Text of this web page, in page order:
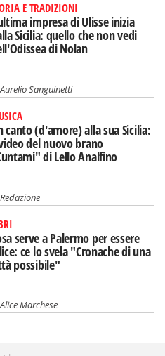
E TRADIZIONI
impresa di Ulisse inizia
Sicilia: quello che non vedi
di Nolan
Aurelio Sanguinetti
canto (d'amore) alla sua Sicilia:
del nuovo brano
di Lello Analfino
Redazione
serve a Palermo per essere
ce lo svela "Cronache di una
possibile"
Alice Marchese